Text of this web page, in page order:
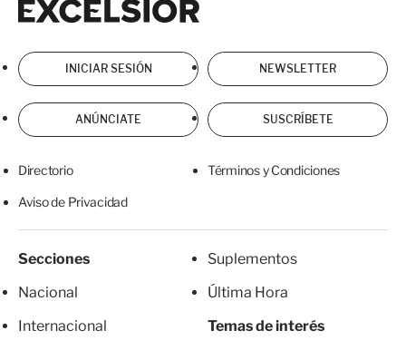
INICIAR SESIÓN NEWSLETTER
ANÚNCIATE SUSCRÍBETE
Directorio Términos y Condiciones
Aviso de Privacidad
Secciones
Nacional
Internacional
Suplementos
Última Hora
Temas de interés